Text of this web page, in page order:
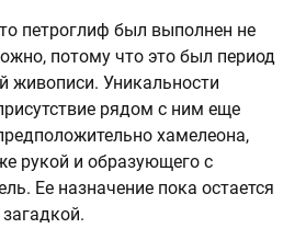
петроглиф был выполнен не
потому что это был период
живописи. Уникальности
рядом с ним еще
хамелеона,
рукой и образующего с
Ее назначение пока остается